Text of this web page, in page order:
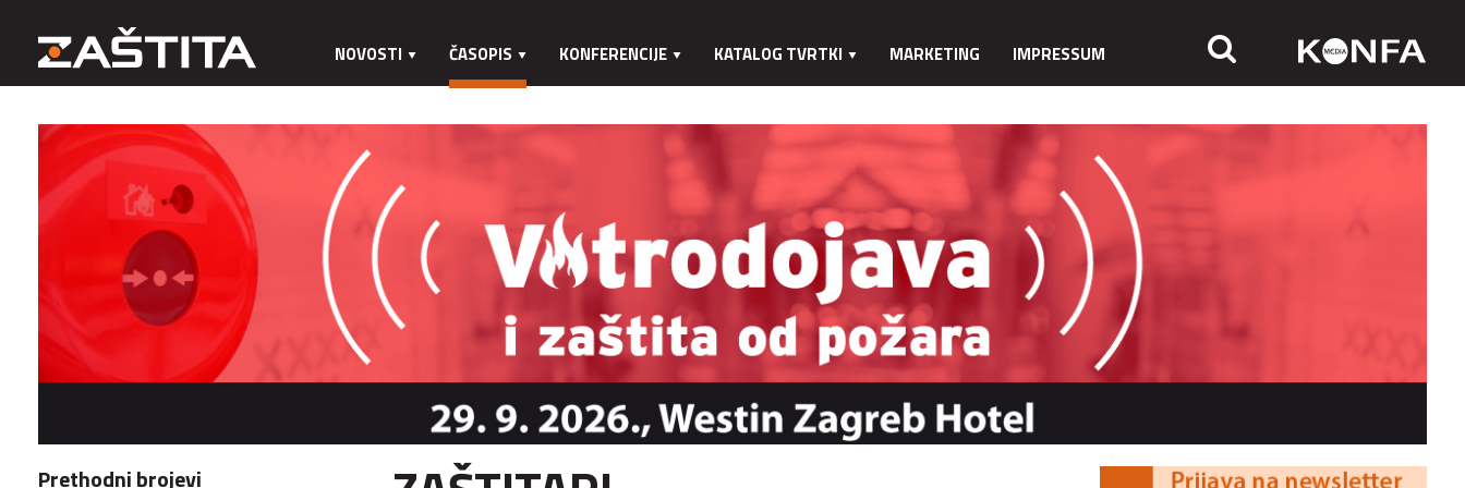
NOVOSTI ČASOPIS KONFERENCIJE KATALOG TVRTKI MARKETING IMPRESSUM
Prethodni brojevi